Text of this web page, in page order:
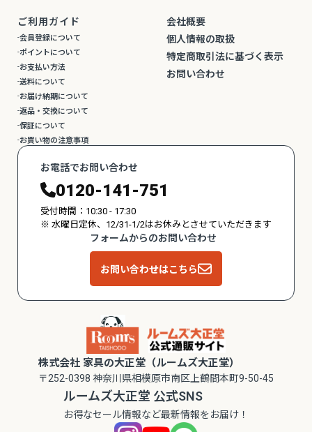
ご利用ガイド
会員登録について
ポイントについて
お支払い方法
送料について
お届け納期について
返品・交換について
保証について
お買い物の注意事項
会社概要
個人情報の取扱
特定商取引法に基づく表示
お問い合わせ
お電話でお問い合わせ
0120-141-751
受付時間：10:30 - 17:30
※ 水曜日定休、12/31-1/2はお休みとさせていただきます
フォームからのお問い合わせ
お問い合わせはこちら
株式会社 家具の大正堂（ルームズ大正堂）
〒252-0398 神奈川県相模原市南区上鶴間本町9-50-45
ルームズ大正堂 公式SNS
お得なセール情報など最新情報をお届け！